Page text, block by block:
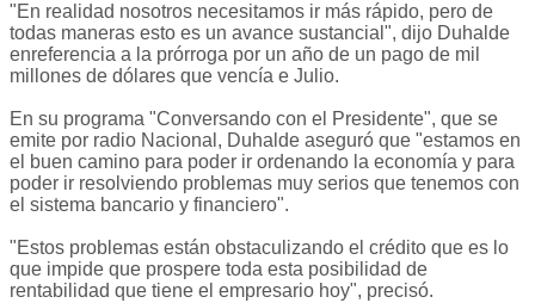
"En realidad nosotros necesitamos ir más rápido, pero de
todas maneras esto es un avance sustancial", dijo Duhalde
enreferencia a la prórroga por un año de un pago de mil
millones de dólares que vencía e Julio.
En su programa "Conversando con el Presidente", que se
emite por radio Nacional, Duhalde aseguró que "estamos en
el buen camino para poder ir ordenando la economía y para
poder ir resolviendo problemas muy serios que tenemos con
el sistema bancario y financiero".
"Estos problemas están obstaculizando el crédito que es lo
que impide que prospere toda esta posibilidad de
rentabilidad que tiene el empresario hoy", precisó.